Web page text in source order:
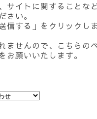
サイトに関することな
さい。
信する」をクリックし
ませんので、こちらの
お願いいたします。